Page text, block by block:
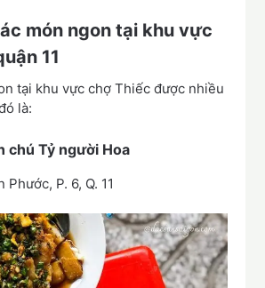
món ngon tại khu vực
11
tại khu vực chợ Thiếc được nhiều
là:
chú Tỷ người Hoa
P. 6, Q. 11